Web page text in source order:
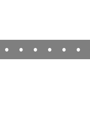
• • • • • •